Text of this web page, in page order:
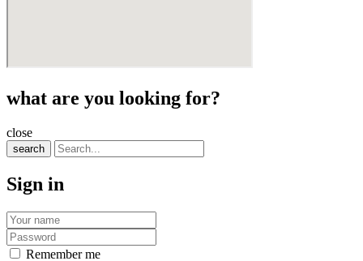
what are you looking for?
close
search
Sign in
Remember me